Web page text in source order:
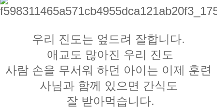
우리 진도는 엎드려 잘합니다.
애교도 많아진 우리 진도
사람 손을 무서워 하던 아이는 이제 훈련
사님과 함께 있으면 간식도
잘 받아먹습니다.